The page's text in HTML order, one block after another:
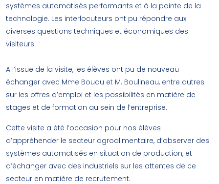
systèmes automatisés performants et à la pointe de la
technologie. Les interlocuteurs ont pu répondre aux
diverses questions techniques et économiques des
visiteurs.
A l’issue de la visite, les élèves ont pu de nouveau
échanger avec Mme Boudu et M. Boulineau, entre autres
sur les offres d’emploi et les possibilités en matière de
stages et de formation au sein de l’entreprise.
Cette visite a été l’occasion pour nos élèves
d’appréhender le secteur agroalimentaire, d’observer des
systèmes automatisés en situation de production, et
d’échanger avec des industriels sur les attentes de ce
secteur en matière de recrutement.